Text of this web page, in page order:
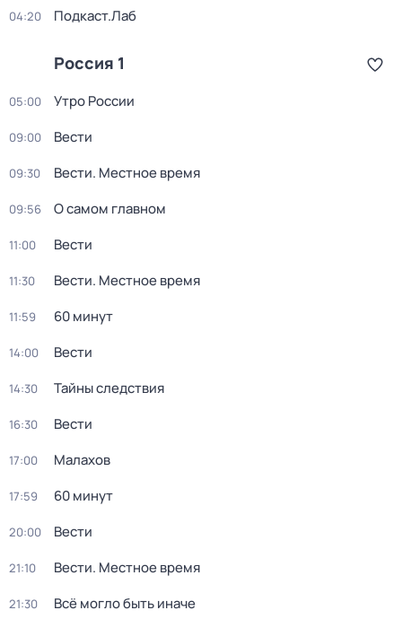
04:20 Подкаст.Лаб
Россия 1
05:00 Утро России
09:00 Вести
09:30 Вести. Местное время
09:56 О самом главном
11:00 Вести
11:30 Вести. Местное время
11:59 60 минут
14:00 Вести
14:30 Тайны следствия
16:30 Вести
17:00 Малахов
17:59 60 минут
20:00 Вести
21:10 Вести. Местное время
21:30 Всё могло быть иначе